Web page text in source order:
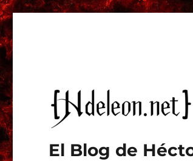
El Blog de